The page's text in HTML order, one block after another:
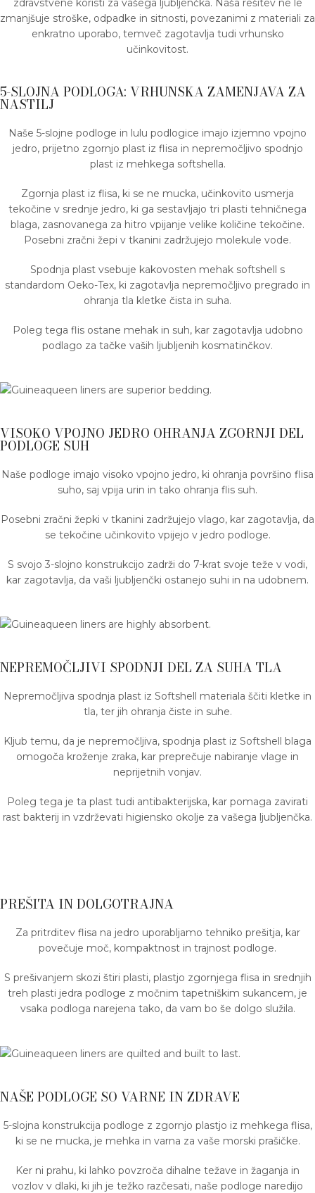
zdravstvene koristi za vašega ljubljenčka. Naša rešitev ne le
zmanjšuje stroške, odpadke in sitnosti, povezanimi z materiali za
enkratno uporabo, temveč zagotavlja tudi vrhunsko
učinkovitost.
5-SLOJNA PODLOGA: VRHUNSKA ZAMENJAVA ZA
NASTILJ
Naše 5-slojne podloge in lulu podlogice imajo izjemno vpojno
jedro, prijetno zgornjo plast iz flisa in nepremočljivo spodnjo
plast iz mehkega softshella.
Zgornja plast iz flisa, ki se ne mucka, učinkovito usmerja
tekočine v srednje jedro, ki ga sestavljajo tri plasti tehničnega
blaga, zasnovanega za hitro vpijanje velike količine tekočine.
Posebni zračni žepi v tkanini zadržujejo molekule vode.
Spodnja plast vsebuje kakovosten mehak softshell s
standardom Oeko-Tex, ki zagotavlja nepremočljivo pregrado in
ohranja tla kletke čista in suha.
Poleg tega flis ostane mehak in suh, kar zagotavlja udobno
podlago za tačke vaših ljubljenih kosmatinčkov.
VISOKO VPOJNO JEDRO OHRANJA ZGORNJI DEL
PODLOGE SUH
Naše podloge imajo visoko vpojno jedro, ki ohranja površino flisa
suho, saj vpija urin in tako ohranja flis suh.
Posebni zračni žepki v tkanini zadržujejo vlago, kar zagotavlja, da
se tekočine učinkovito vpijejo v jedro podloge.
S svojo 3-slojno konstrukcijo zadrži do 7-krat svoje teže v vodi,
kar zagotavlja, da vaši ljubljenčki ostanejo suhi in na udobnem.
NEPREMOČLJIVI SPODNJI DEL ZA SUHA TLA
Nepremočljiva spodnja plast iz Softshell materiala ščiti kletke in
tla, ter jih ohranja čiste in suhe.
Kljub temu, da je nepremočljiva, spodnja plast iz Softshell blaga
omogoča kroženje zraka, kar preprečuje nabiranje vlage in
neprijetnih vonjav.
Poleg tega je ta plast tudi antibakterijska, kar pomaga zavirati
rast bakterij in vzdrževati higiensko okolje za vašega ljubljenčka.
PREŠITA IN DOLGOTRAJNA
Za pritrditev flisa na jedro uporabljamo tehniko prešitja, kar
povečuje moč, kompaktnost in trajnost podloge.
S prešivanjem skozi štiri plasti, plastjo zgornjega flisa in srednjih
treh plasti jedra podloge z močnim tapetniškim sukancem, je
vsaka podloga narejena tako, da vam bo še dolgo služila.
NAŠE PODLOGE SO VARNE IN ZDRAVE
5-slojna konstrukcija podloge z zgornjo plastjo iz mehkega flisa,
ki se ne mucka, je mehka in varna za vaše morski prašičke.
Ker ni prahu, ki lahko povzroča dihalne težave in žaganja in
vozlov v dlaki, ki jih je težko razčesati, naše podloge naredijo